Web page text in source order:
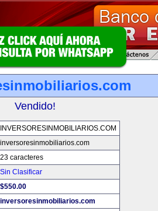
Vendido!
INVERSORESINMOBILIARIOS.COM
inversoresinmobiliarios.com
23 caracteres
Sin Clasificar
$550.00
inversoresinmobiliarios.com